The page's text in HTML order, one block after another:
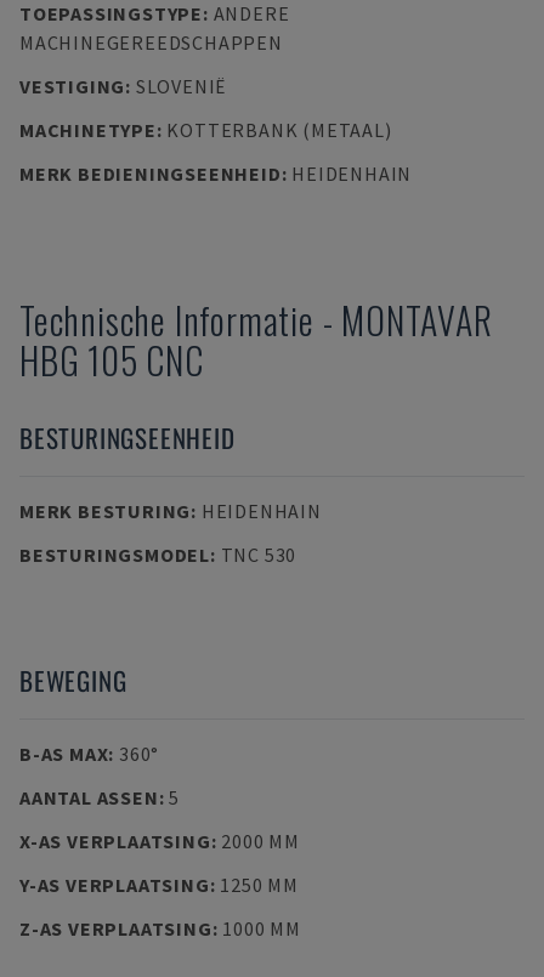
TOEPASSINGSTYPE: ANDERE
MACHINEGEREEDSCHAPPEN
VESTIGING: SLOVENIË
MACHINETYPE: KOTTERBANK (METAAL)
MERK BEDIENINGSEENHEID: HEIDENHAIN
Technische Informatie - MONTAVAR
HBG 105 CNC
BESTURINGSEENHEID
MERK BESTURING: HEIDENHAIN
BESTURINGSMODEL: TNC 530
BEWEGING
B-AS MAX: 360°
AANTAL ASSEN:5
X-AS VERPLAATSING: 2000 MM
Y-AS VERPLAATSING: 1250 MM
Z-AS VERPLAATSING: 1000 MM